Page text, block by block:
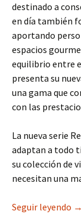
destinado a
en día también
aportando
espacios
equilibrio entre
presenta su
una gama que
con las
La nueva serie
adaptan a todo
su colección de
necesitan una
Seguir leyendo →